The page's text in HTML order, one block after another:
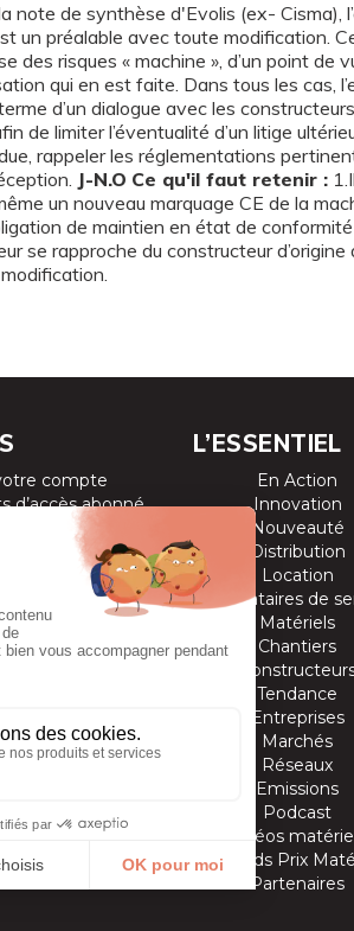
note de synthèse d'Evolis (ex- Cisma),
un préalable avec toute modification.
des risques « machine », d’un point
qui en est faite. Dans tous les cas,
d’un dialogue avec les
de limiter l’éventualité d’un litige
rappeler les réglementations
J-N.O Ce qu'il faut retenir :
un nouveau marquage CE de la
de maintien en état de
se rapproche du constructeur
compte
d’accès abonné
magazines
newsletters
annonceur
L’ESSENTIEL
En Action
Innovation
Nouveauté
Distribution
Location
Prestataires de
Matériels
Chantiers
Tendance
Entreprises
Marchés
Réseaux
Emissions
Podcast
Vidéos
Grands Prix
Partenaires